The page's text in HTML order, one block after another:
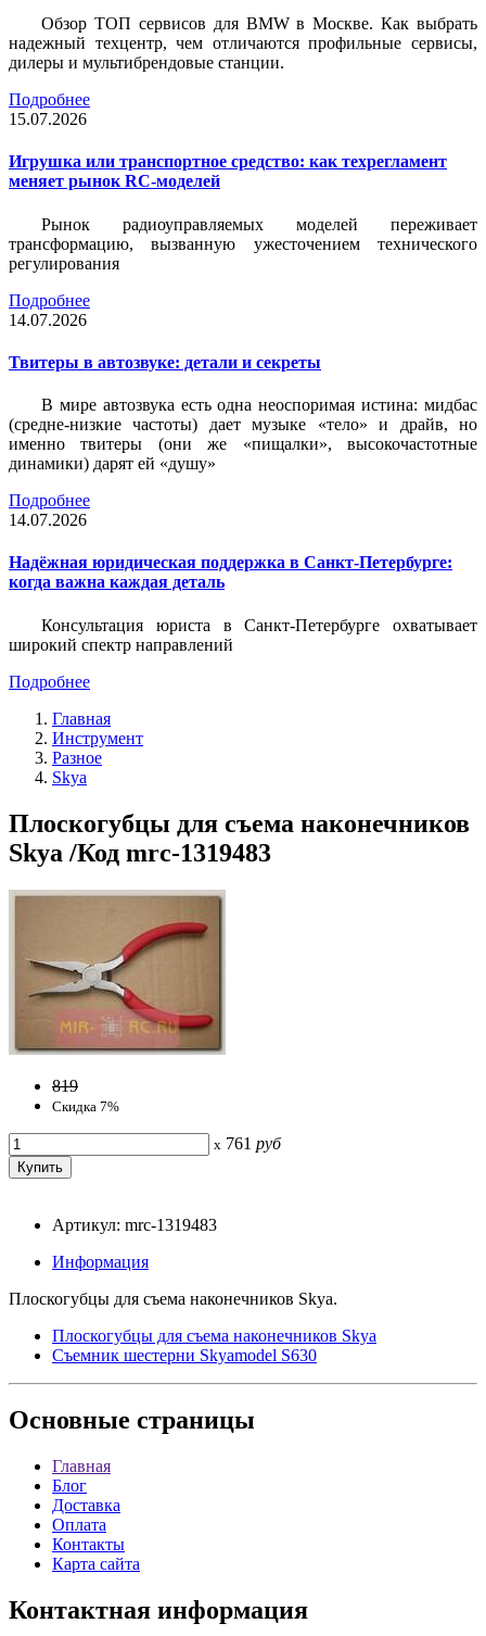
Обзор ТОП сервисов для BMW в Москве. Как выбрать
надежный техцентр, чем отличаются профильные сервисы,
дилеры и мультибрендовые станции.
Подробнее
15.07.2026
Игрушка или транспортное средство: как техрегламент
меняет рынок RC-моделей
Рынок радиоуправляемых моделей переживает
трансформацию, вызванную ужесточением технического
регулирования
Подробнее
14.07.2026
Твитеры в автозвуке: детали и секреты
В мире автозвука есть одна неоспоримая истина: мидбас
(средне-низкие частоты) дает музыке «тело» и драйв, но
именно твитеры (они же «пищалки», высокочастотные
динамики) дарят ей «душу»
Подробнее
14.07.2026
Надёжная юридическая поддержка в Санкт-Петербурге:
когда важна каждая деталь
Консультация юриста в Санкт-Петербурге охватывает
широкий спектр направлений
Подробнее
Главная
Инструмент
Разное
Skya
Плоскогубцы для съема наконечников
Skya /Код mrc-1319483
819
Скидка 7%
x 761 руб
Артикул: mrc-1319483
Информация
Плоскогубцы для съема наконечников Skya.
Плоскогубцы для съема наконечников Skya
Съемник шестерни Skyamodel S630
Основные страницы
Главная
Блог
Доставка
Оплата
Контакты
Карта сайта
Контактная информация